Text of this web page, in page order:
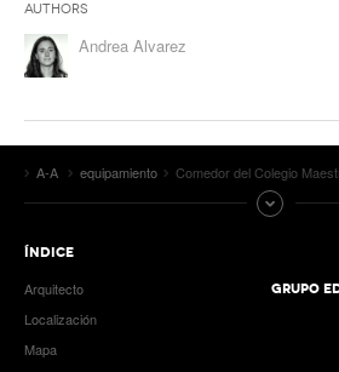
Authors
Andrea Alvarez
A-A equipamiento Comedor del Colegio
ÍNDICE
Arquitecto
Localización
Mapa
GRUPO